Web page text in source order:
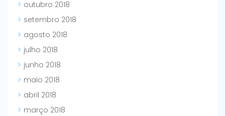
outubro 2018
setembro 2018
agosto 2018
julho 2018
junho 2018
maio 2018
abril 2018
março 2018